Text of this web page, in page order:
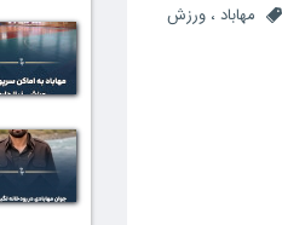
مهاباد ،ورزش